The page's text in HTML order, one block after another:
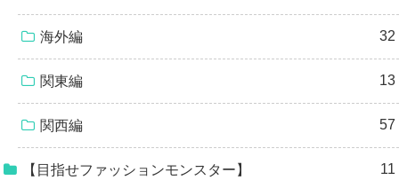
海外編 32
関東編 13
関西編 57
【目指せファッションモンスター】 11